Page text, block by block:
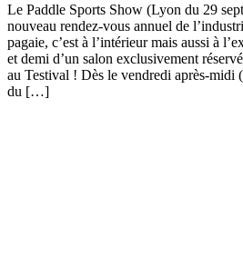
Le Paddle Sports Show (Lyon du 29
nouveau rendez-vous annuel de
pagaie, c’est à l’intérieur mais aussi à
et demi d’un salon exclusivement
au Testival ! Dès le vendredi après-midi
du […]